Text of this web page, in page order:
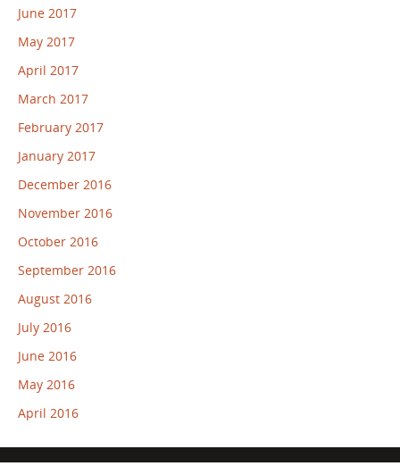
June 2017
May 2017
April 2017
March 2017
February 2017
January 2017
December 2016
November 2016
October 2016
September 2016
August 2016
July 2016
June 2016
May 2016
April 2016